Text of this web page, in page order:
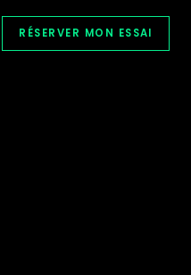
RÉSERVER MON ESSAI